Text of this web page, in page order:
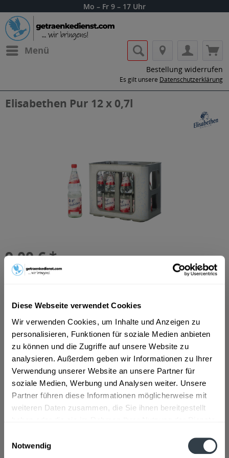
Diese Webseite verwendet Cookies
Wir verwenden Cookies, um Inhalte und Anzeigen zu
personalisieren, Funktionen für soziale Medien anbieten
zu können und die Zugriffe auf unsere Website zu
analysieren. Außerdem geben wir Informationen zu Ihrer
Verwendung unserer Website an unsere Partner für
soziale Medien, Werbung und Analysen weiter. Unsere
Partner führen diese Informationen möglicherweise mit
weiteren Daten zusammen, die Sie ihnen bereitgestellt
Notwendig
Mo – Fr 9 – 17 Uhr
Menü
Bestellung widerrufen
Es gilt unsere Datenschutzerklärung
Elisabethen Pur 12 x 0,7l
9,00 € *
Inhalt:8.4 Liter (1,07 € * / 1 Liter)
inkl. MwSt.
ggf. zzgl. Erschwerniszuschlag
MEHRWEG
+3,30 € Pfand
In den Warenkorb
Hinzugefügt
Artikel-Nr.: 15608
Beschreibung
mehr